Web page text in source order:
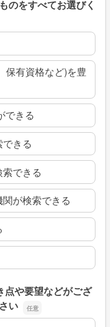
のをすべてお選びく
保有資格など)を豊
できる
きる
できる
が検索できる
点や要望などがござ
い